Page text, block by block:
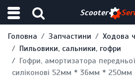
Scooter
Головна Запчастини
Ходова
Пильовики, сальники, гофри
Гофри, амортизатора
силіконові 52мм * 36мм * 250мм